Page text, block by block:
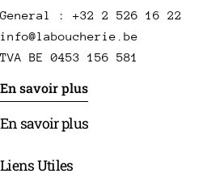
General : +32 2 526 16 22
info@laboucherie.be
TVA BE 0453 156 581
En savoir plus
En savoir plus
Liens Utiles